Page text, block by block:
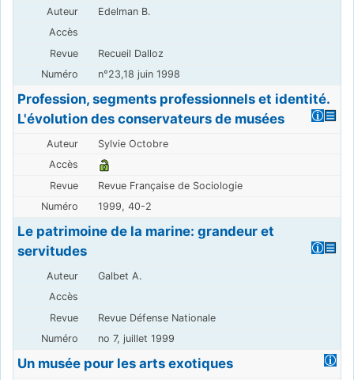
Edelman B.
Recueil Dalloz
n°23,18 juin 1998
Profession, segments professionnels et identité.
L'évolution des conservateurs de musées
Sylvie Octobre
Revue Française de Sociologie
1999, 40-2
Le patrimoine de la marine: grandeur et
servitudes
Galbet A.
Revue Défense Nationale
no 7, juillet 1999
Un musée pour les arts exotiques